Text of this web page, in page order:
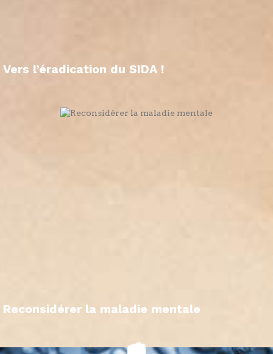
Vers l’éradication du SIDA !
Reconsidérer la maladie mentale